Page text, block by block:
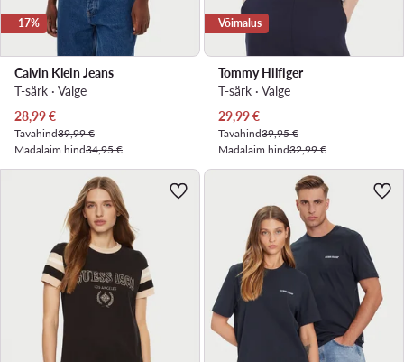
-17%
Calvin Klein Jeans
T-särk · Valge
Praegune hind
28,99€
Tavahind39,99 €
Madalaim hind34,95 €
Võimalus
Tommy Hilfiger
T-särk · Valge
Praegune hind
29,99€
Tavahind39,95 €
Madalaim hind32,99 €